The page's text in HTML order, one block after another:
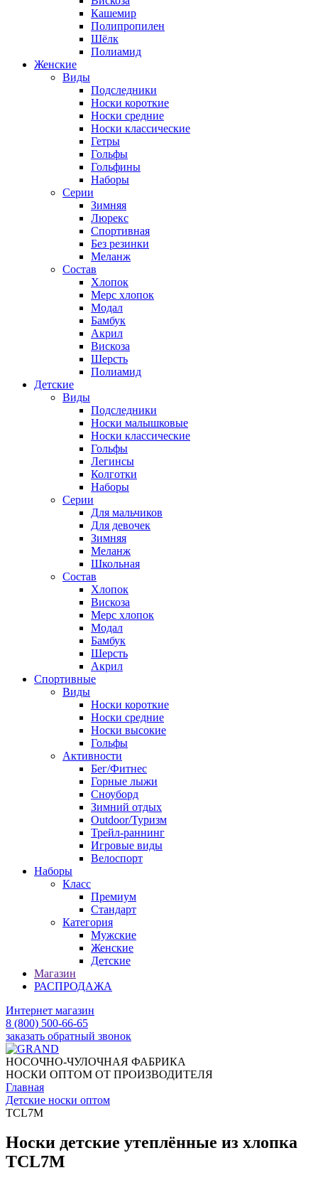
Кашемир
Полипропилен
Шёлк
Полиамид
Женские
Виды
Подследники
Носки короткие
Носки средние
Носки классические
Гетры
Гольфы
Гольфины
Наборы
Серии
Зимняя
Люрекс
Спортивная
Без резинки
Меланж
Состав
Хлопок
Мерс хлопок
Модал
Бамбук
Акрил
Вискоза
Шерсть
Полиамид
Детские
Виды
Подследники
Носки малышковые
Носки классические
Гольфы
Легинсы
Колготки
Наборы
Серии
Для мальчиков
Для девочек
Зимняя
Меланж
Школьная
Состав
Хлопок
Вискоза
Мерс хлопок
Модал
Бамбук
Шерсть
Акрил
Спортивные
Виды
Носки короткие
Носки средние
Носки высокие
Гольфы
Активности
Бег/Фитнес
Горные лыжи
Сноуборд
Зимний отдых
Outdoor/Туризм
Трейл-раннинг
Игровые виды
Велоспорт
Наборы
Класс
Премиум
Стандарт
Категория
Мужские
Женские
Детские
Магазин
РАСПРОДАЖА
Интернет магазин
8 (800) 500-66-65
заказать обратный звонок
НОСОЧНО-ЧУЛОЧНАЯ ФАБРИКА
НОСКИ ОПТОМ ОТ ПРОИЗВОДИТЕЛЯ
Главная
Детские носки оптом
TCL7M
Носки детские утеплённые из хлопка
TCL7M